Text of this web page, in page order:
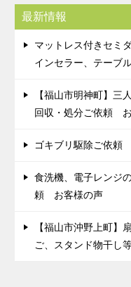
最新情報
マットレス付きセミ
インセラー、テーブ
【福山市明神町】三
回収・処分ご依頼
ゴキブリ駆除ご依頼
食洗機、電子レンジ
頼 お客様の声
【福山市沖野上町】
ご、スタンド物干し